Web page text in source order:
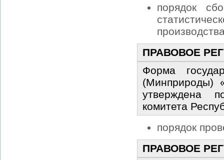
порядок
ПРАВОВОЕ
Форма
(Минприроды)
утверждена
комитета
порядок
ПРАВОВОЕ